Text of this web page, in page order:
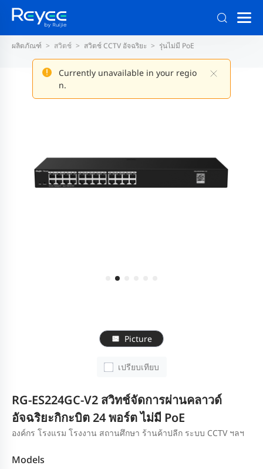
Currently unavailable in your regio
n.
ผลิตภัณฑ์ สวิตช์ สวิตช์ CCTV อัจฉริยะ รุ่นไม่มี PoE
Picture
เปรียบเทียบ
RG-ES224GC-V2 สวิทช์จัดการผ่านคลาวด์
อัจฉริยะกิกะบิต 24 พอร์ต ไม่มี PoE
องค์กร โรงแรม โรงงาน สถานศึกษา ร้านค้าปลีก ระบบ CCTV ฯลฯ
Models